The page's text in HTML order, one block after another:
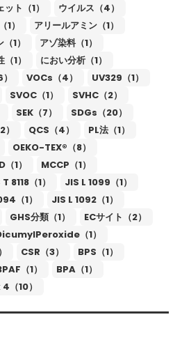
ト（1）
ウイルス（4）
）
アリールアミン（1）
1）
アゾ染料（1）
1）
におい分析（1）
VOCs（4）
UV329（1）
SVOC（1）
SVHC（2）
SEK（7）
SDGs（20）
QCS（4）
PL法（1）
OEKO-TEX®（8）
1）
MCCP（1）
8118（1）
JIS L 1099（1）
（1）
JIS L 1092（1）
GHS分類（1）
ECサイト（2）
（1）
CSR（3）
BPS（1）
（1）
BPA（1）
（10）